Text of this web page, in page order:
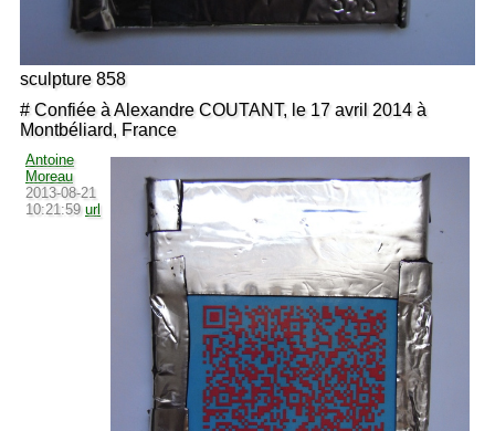
sculpture 858
# Confiée à Alexandre COUTANT, le 17 avril 2014 à
Montbéliard, France
Antoine
Moreau
2013-08-21
10:21:59 url